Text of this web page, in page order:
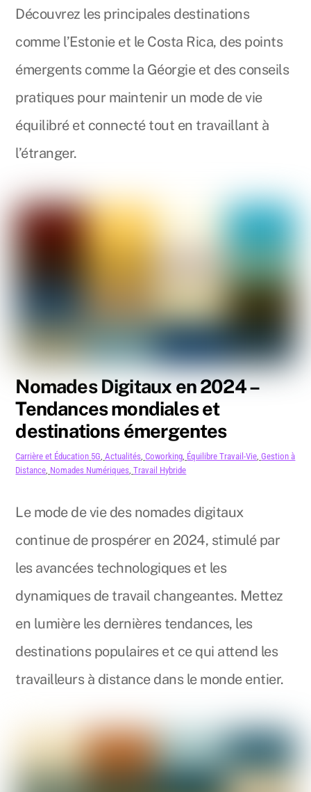
Découvrez les principales destinations
comme l’Estonie et le Costa Rica, des points
émergents comme la Géorgie et des conseils
pratiques pour maintenir un mode de vie
équilibré et connecté tout en travaillant à
l’étranger.
Nomades Digitaux en 2024 –
Tendances mondiales et
destinations émergentes
Carrière et Éducation 5G,Actualités,Coworking, Équilibre Travail-Vie,Gestion à
Distance, Nomades Numériques,Travail Hybride
Le mode de vie des nomades digitaux
continue de prospérer en 2024, stimulé par
les avancées technologiques et les
dynamiques de travail changeantes. Mettez
en lumière les dernières tendances, les
destinations populaires et ce qui attend les
travailleurs à distance dans le monde entier.